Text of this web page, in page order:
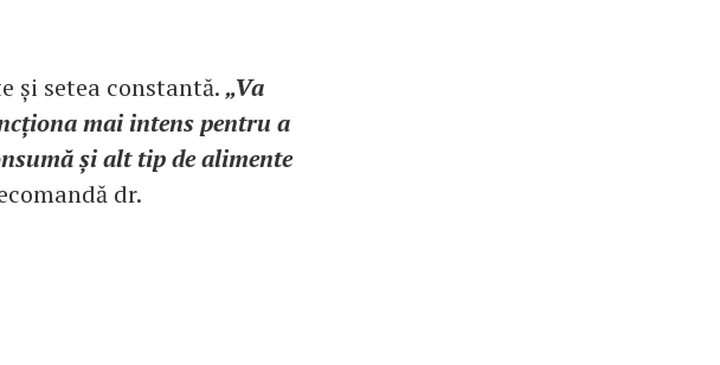
și setea constantă.„Va
mai intens pentru a
și alt tip de alimente
dr.